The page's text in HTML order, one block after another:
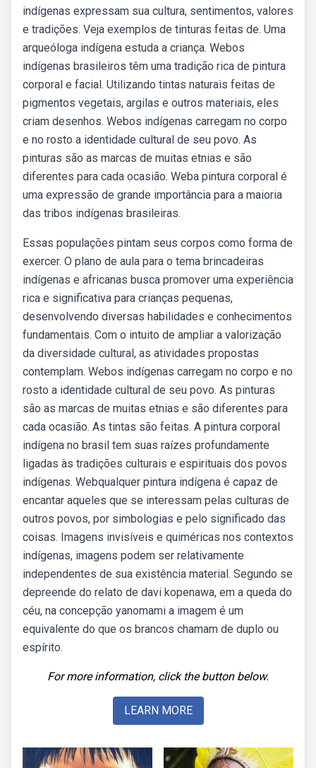
indígenas expressam sua cultura, sentimentos, valores
e tradições. Veja exemplos de tinturas feitas de. Uma
arqueóloga indígena estuda a criança. Webos
indígenas brasileiros têm uma tradição rica de pintura
corporal e facial. Utilizando tintas naturais feitas de
pigmentos vegetais, argilas e outros materiais, eles
criam desenhos. Webos indígenas carregam no corpo
e no rosto a identidade cultural de seu povo. As
pinturas são as marcas de muitas etnias e são
diferentes para cada ocasião. Weba pintura corporal é
uma expressão de grande importância para a maioria
das tribos indígenas brasileiras.
Essas populações pintam seus corpos como forma de
exercer. O plano de aula para o tema brincadeiras
indígenas e africanas busca promover uma experiência
rica e significativa para crianças pequenas,
desenvolvendo diversas habilidades e conhecimentos
fundamentais. Com o intuito de ampliar a valorização
da diversidade cultural, as atividades propostas
contemplam. Webos indígenas carregam no corpo e no
rosto a identidade cultural de seu povo. As pinturas
são as marcas de muitas etnias e são diferentes para
cada ocasião. As tintas são feitas. A pintura corporal
indígena no brasil tem suas raízes profundamente
ligadas às tradições culturais e espirituais dos povos
indígenas. Webqualquer pintura indígena é capaz de
encantar aqueles que se interessam pelas culturas de
outros povos, por simbologias e pelo significado das
coisas. Imagens invisíveis e quiméricas nos contextos
indígenas, imagens podem ser relativamente
independentes de sua existência material. Segundo se
depreende do relato de davi kopenawa, em a queda do
céu, na concepção yanomami a imagem é um
equivalente do que os brancos chamam de duplo ou
espírito.
For more information, click the button below.
LEARN MORE